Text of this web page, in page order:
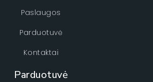
Paslaugos
Parduotuvė
Kontaktai
Parduotuvė